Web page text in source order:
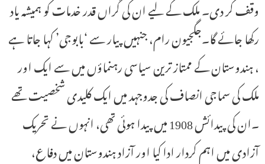
وقف کر دی۔ ملک کے لیے ان کی گراں قدر خدمات کو ہمیشہ یاد
رکھا جائے گا۔جگجیون رام، جنہیں پیار سے ‘بابوجی’ کہا جاتا ہے
، ہندوستان کے ممتاز ترین سیاسی رہنماؤں میں سے ایک اور
ملک کی سماجی انصاف کی جدوجہد میں ایک کلیدی شخصیت تھے
۔ان کی پیدائش 1908 میں پیدا ہوئی تھی، انہوں نے تحریک
آزادی میں اہم کردار ادا کیا اور آزاد ہندوستان میں دفاع،